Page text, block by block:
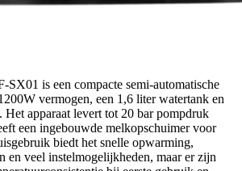
is een compacte semi-automatische
vermogen, een 1,6 liter watertank en
Het apparaat levert tot 20 bar pompdruk
een ingebouwde melkopschuimer voor
biedt het snelle opwarming,
en veel instelmogelijkheden, maar er zijn